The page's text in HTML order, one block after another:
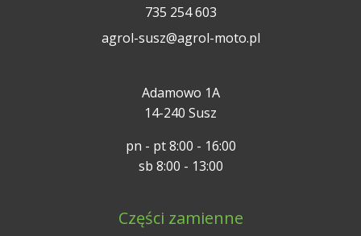
735 254 603
agrol-susz@agrol-moto.pl
Adamowo 1A
14-240 Susz
pn - pt 8:00 - 16:00
sb 8:00 - 13:00
Części zamienne